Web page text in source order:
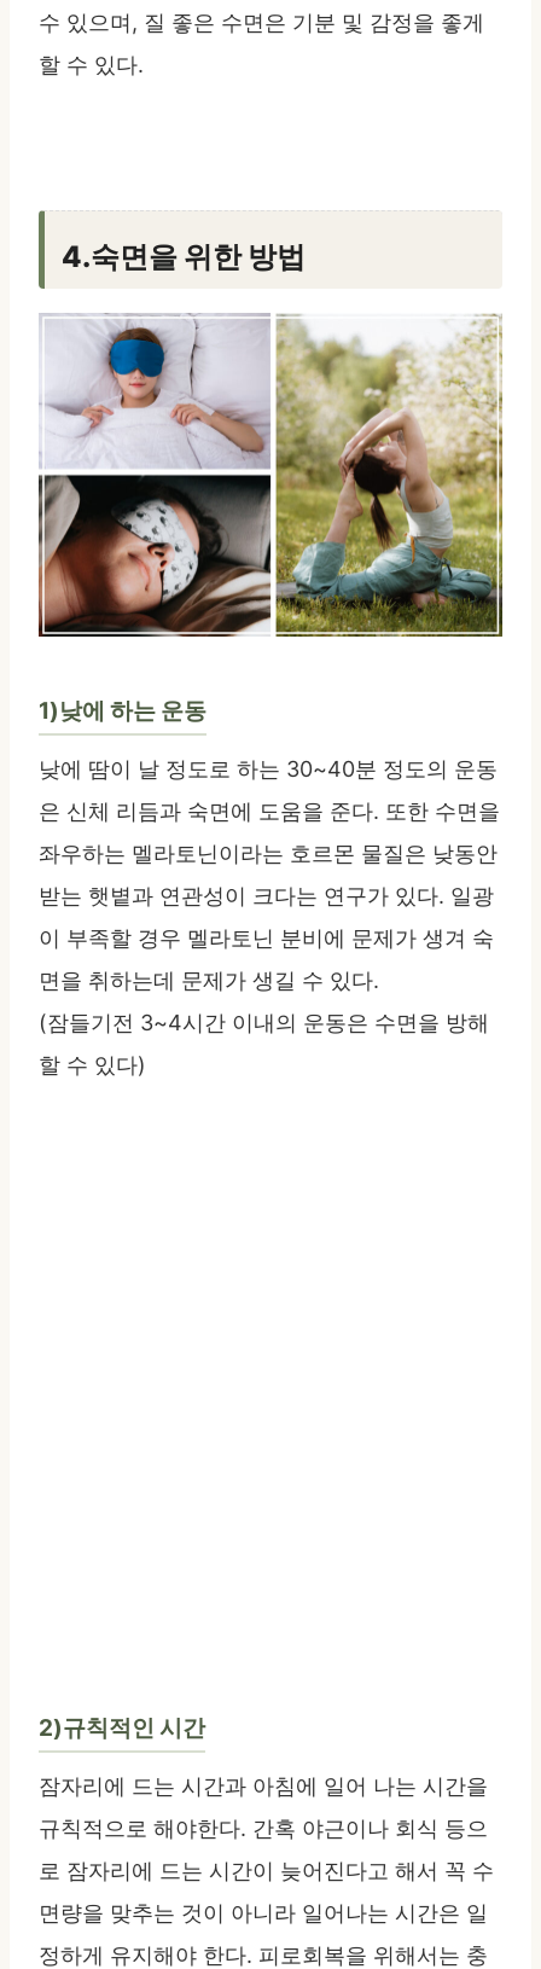
수 있으며, 질 좋은 수면은 기분 및 감정을 좋게
할 수 있다.
4.숙면을 위한 방법
1)낮에 하는 운동
낮에 땀이 날 정도로 하는 30~40분 정도의 운동
은 신체 리듬과 숙면에 도움을 준다. 또한 수면을
좌우하는 멜라토닌이라는 호르몬 물질은 낮동안
받는 햇볕과 연관성이 크다는 연구가 있다. 일광
이 부족할 경우 멜라토닌 분비에 문제가 생겨 숙
면을 취하는데 문제가 생길 수 있다.
(잠들기전 3~4시간 이내의 운동은 수면을 방해
할 수 있다)
2)규칙적인 시간
잠자리에 드는 시간과 아침에 일어 나는 시간을
규칙적으로 해야한다. 간혹 야근이나 회식 등으
로 잠자리에 드는 시간이 늦어진다고 해서 꼭 수
면량을 맞추는 것이 아니라 일어나는 시간은 일
정하게 유지해야 한다. 피로회복을 위해서는 충